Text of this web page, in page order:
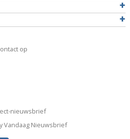
op
nieuwsbrief
Vandaag Nieuwsbrief